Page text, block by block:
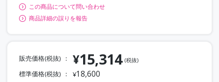
この商品について問い合わせ
商品詳細の誤りを報告
販売価格(税抜) ¥15,314 (税抜)
標準価格(税抜) ¥18,600